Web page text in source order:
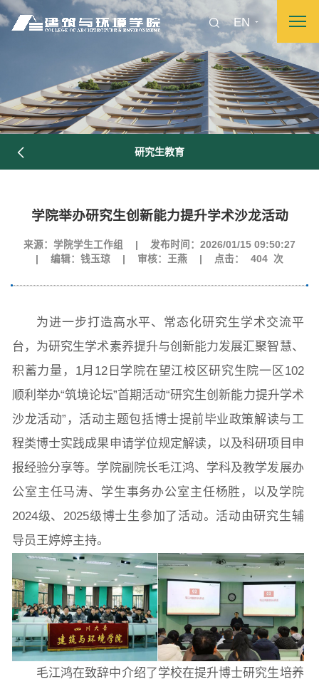
EN
图片新闻
院长致词 学院简介 现任领导 各系介绍
教学科研岗 行政管理岗 教学思政岗 实验教辅岗
本科教育 研究生教育 继续教育
科研概况 学术动态 科研平台 科研办事流程
学生活动 创业就业 奖助学金
研究生教育
学院举办研究生创新能力提升学术沙龙活动
来源：学院学生工作组
发布时间：2026/01/15 09:50:27
编辑：钱玉琼 审核：王燕 点击： 404 次
为进一步打造高水平、常态化研究生学术交流平
台，为研究生学术素养提升与创新能力发展汇聚智慧、
积蓄力量，1月12日学院在望江校区研究生院一区102
顺利举办“筑境论坛”首期活动“研究生创新能力提升学术
沙龙活动”，活动主题包括博士提前毕业政策解读与工
程类博士实践成果申请学位规定解读，以及科研项目申
报经验分享等。学院副院长毛江鸿、学科及教学发展办
公室主任马涛、学生事务办公室主任杨胜，以及学院
2024级、2025级博士生参加了活动。活动由研究生辅
导员王婷婷主持。
毛江鸿在致辞中介绍了学校在提升博士研究生培养